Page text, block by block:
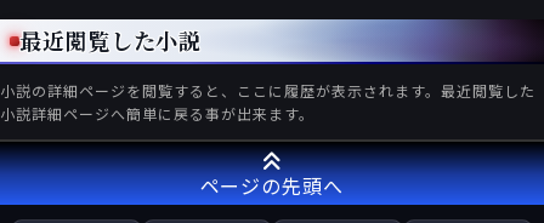
最近閲覧した小説
小説の詳細ページを閲覧すると、ここに履歴が表示されます。最近閲覧した
小説詳細ページへ簡単に戻る事が出来ます。
ページの先頭へ